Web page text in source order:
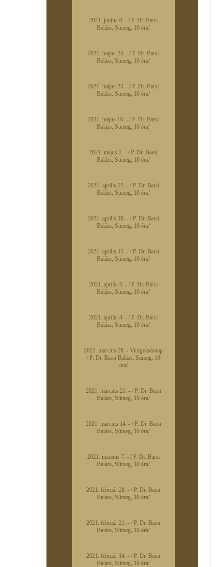
2021. junius 6. - / P. Dr. Barsi
Balázs, Sümeg, 10 óra/
2021. majus 24. - / P. Dr. Barsi
Balázs, Sümeg, 10 óra/
2021. majus 23. - / P. Dr. Barsi
Balázs, Sümeg, 10 óra/
2021. majus 16. - / P. Dr. Barsi
Balázs, Sümeg, 10 óra/
2021. majus 2. - / P. Dr. Barsi
Balázs, Sümeg, 10 óra/
2021. aprilis 25. - / P. Dr. Barsi
Balázs, Sümeg, 10 óra/
2021. aprilis 18. - / P. Dr. Barsi
Balázs, Sümeg, 10 óra/
2021. aprilis 11. - / P. Dr. Barsi
Balázs, Sümeg, 10 óra/
2021. aprilis 5. - / P. Dr. Barsi
Balázs, Sümeg, 10 óra/
2021. aprilis 4. - / P. Dr. Barsi
Balázs, Sümeg, 10 óra/
2021. marcius 28. - Virágvasárnap
/ P. Dr. Barsi Balázs, Sümeg, 10
óra/
2021. marcius 21. - / P. Dr. Barsi
Balázs, Sümeg, 10 óra/
2021. marcius 14. - / P. Dr. Barsi
Balázs, Sümeg, 10 óra/
2021. marcius 7. - / P. Dr. Barsi
Balázs, Sümeg, 10 óra/
2021. február 28. - / P. Dr. Barsi
Balázs, Sümeg, 10 óra/
2021. február 21. - / P. Dr. Barsi
Balázs, Sümeg, 10 óra/
2021. február 14. - / P. Dr. Barsi
Balázs, Sümeg, 10 óra/